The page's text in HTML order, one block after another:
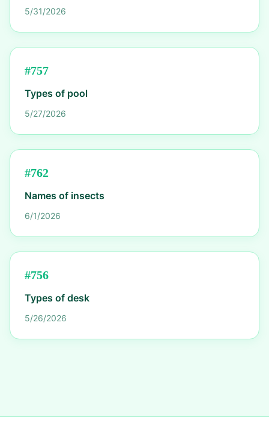
5/31/2026
#757
Types of pool
5/27/2026
#762
Names of insects
6/1/2026
#756
Types of desk
5/26/2026